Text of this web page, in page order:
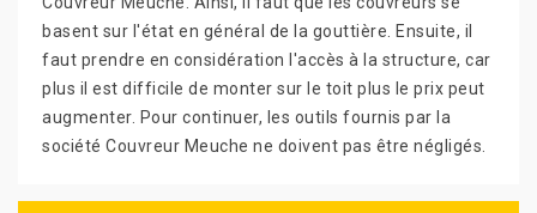
basent sur l'état en général de la gouttière. Ensuite, il
faut prendre en considération l'accès à la structure, car
plus il est difficile de monter sur le toit plus le prix peut
augmenter. Pour continuer, les outils fournis par la
société Couvreur Meuche ne doivent pas être négligés.